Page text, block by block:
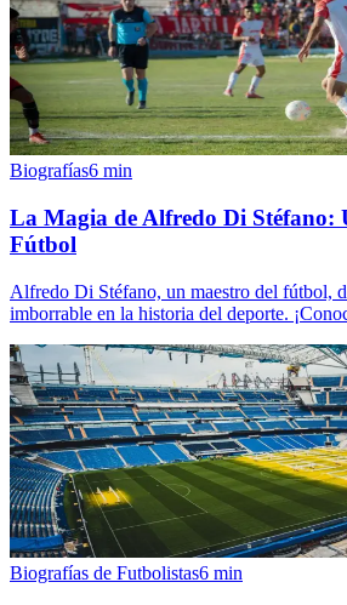
Biografías6 min
La Magia de Alfredo Di Stéfano:
Fútbol
Alfredo Di Stéfano, un maestro del fútbol,
imborrable en la historia del deporte.
Biografías de Futbolistas6 min